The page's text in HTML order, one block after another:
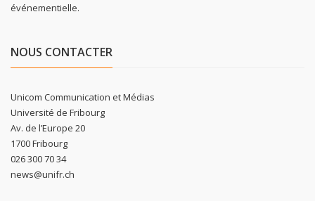
événementielle.
NOUS CONTACTER
Unicom Communication et Médias
Université de Fribourg
Av. de l’Europe 20
1700 Fribourg
026 300 70 34
news@unifr.ch